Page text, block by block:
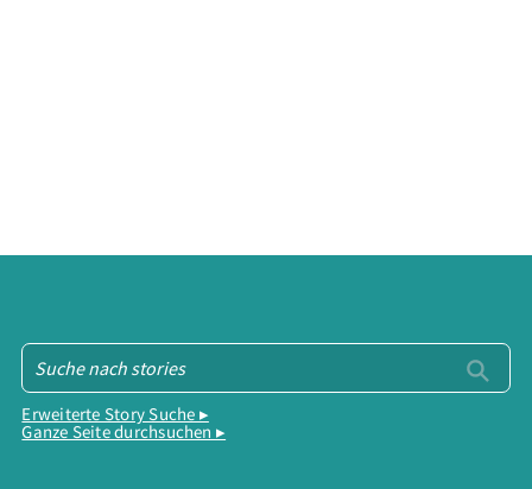
Erweiterte Story Suche ▸
Ganze Seite durchsuchen ▸